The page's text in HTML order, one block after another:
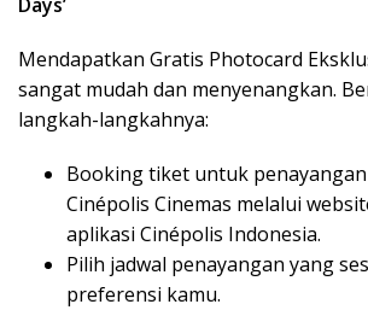
Mendapatkan Gratis Photocard
sangat mudah dan menyenangkan.
langkah-langkahnya:
Booking tiket untuk penayangan
Cinépolis Cinemas melalui
aplikasi Cinépolis Indonesia.
Pilih jadwal penayangan yang
preferensi kamu.